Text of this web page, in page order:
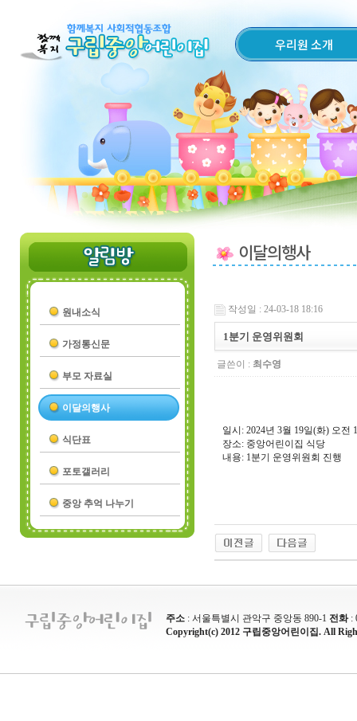
우리원 소개
원내소식
가정통신문
부모 자료실
이달의행사
식단표
포토갤러리
중앙 추억 나누기
이달의행사
작성일 : 24-03-18 18:16
1분기 운영위원회
글쓴이 : 최수영
일시: 2024년 3월 19일(화) 오전
장소: 중앙어린이집 식당
내용: 1분기 운영위원회 진행
주소 : 서울특별시 관악구 중앙동 890-1 전화:
Copyright(c) 2012 구립중앙어린이집. All